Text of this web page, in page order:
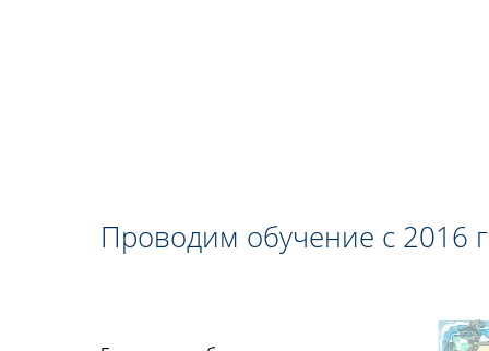
Проводим обучение с 2016